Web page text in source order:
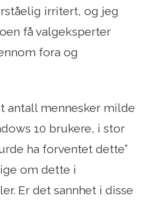
irritert, og jeg
få valgeksperter
fora og
antall mennesker milde
10 brukere, i stor
ha forventet dette”
om dette i
Er det sannhet i disse